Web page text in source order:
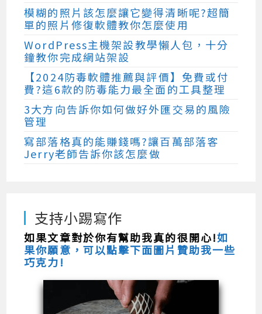
模糊的照片該怎麼讓它變得清晰呢?超簡
單的照片修復軟體教你怎麼使用
WordPress主機架設教學懶人包，十分
鐘教你完成網站架設
【2024防毒軟體推薦與評價】免費或付
費?這6款的防毒能力最全面的工具整理
3大方向告訴你如何做好外匯交易的風險
管理
寫部落格真的能賺錢嗎?讓百萬部落客
Jerry老師告訴你該怎麼做
支持小踢寫作
如果文章對於你有幫助我真的很開心!如
果你願意，可以點擊下面圖片贊助我一些
巧克力!